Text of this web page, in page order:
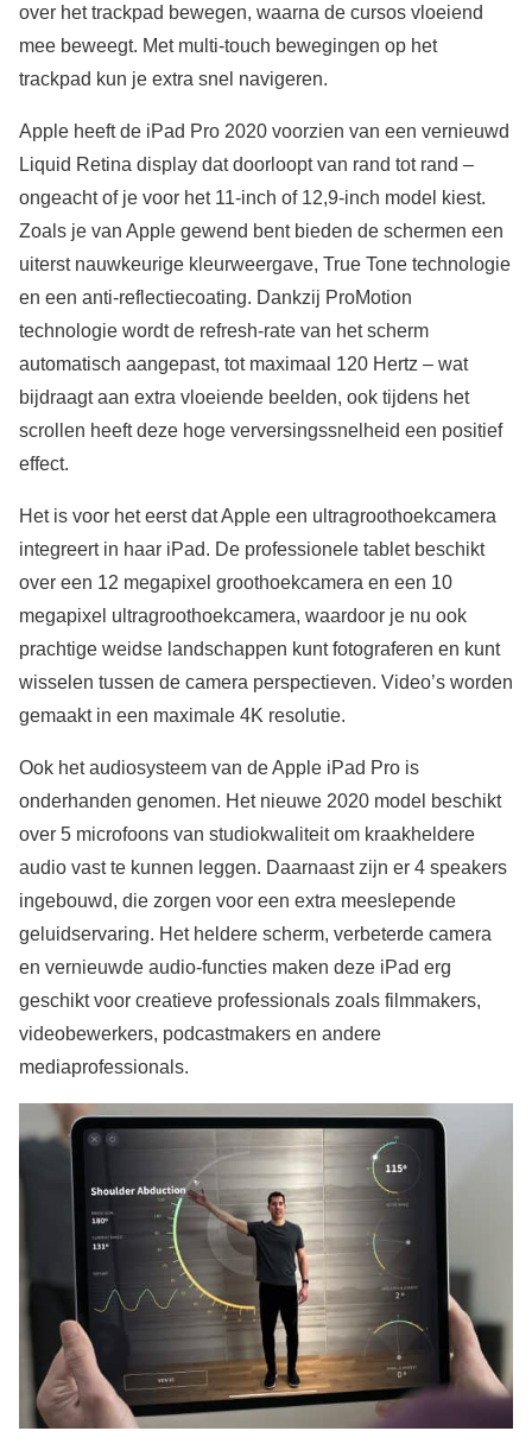
over het trackpad bewegen, waarna de cursos vloeiend
mee beweegt. Met multi-touch bewegingen op het
trackpad kun je extra snel navigeren.
Apple heeft de iPad Pro 2020 voorzien van een vernieuwd
Liquid Retina display dat doorloopt van rand tot rand –
ongeacht of je voor het 11-inch of 12,9-inch model kiest.
Zoals je van Apple gewend bent bieden de schermen een
uiterst nauwkeurige kleurweergave, True Tone technologie
en een anti-reflectiecoating. Dankzij ProMotion
technologie wordt de refresh-rate van het scherm
automatisch aangepast, tot maximaal 120 Hertz – wat
bijdraagt aan extra vloeiende beelden, ook tijdens het
scrollen heeft deze hoge verversingssnelheid een positief
effect.
Het is voor het eerst dat Apple een ultragroothoekcamera
integreert in haar iPad. De professionele tablet beschikt
over een 12 megapixel groothoekcamera en een 10
megapixel ultragroothoekcamera, waardoor je nu ook
prachtige weidse landschappen kunt fotograferen en kunt
wisselen tussen de camera perspectieven. Video’s worden
gemaakt in een maximale 4K resolutie.
Ook het audiosysteem van de Apple iPad Pro is
onderhanden genomen. Het nieuwe 2020 model beschikt
over 5 microfoons van studiokwaliteit om kraakheldere
audio vast te kunnen leggen. Daarnaast zijn er 4 speakers
ingebouwd, die zorgen voor een extra meeslepende
geluidservaring. Het heldere scherm, verbeterde camera
en vernieuwde audio-functies maken deze iPad erg
geschikt voor creatieve professionals zoals filmmakers,
videobewerkers, podcastmakers en andere
mediaprofessionals.